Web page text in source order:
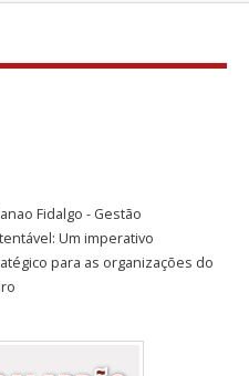
Fidalgo - Gestão
Um imperativo
para as organizações do